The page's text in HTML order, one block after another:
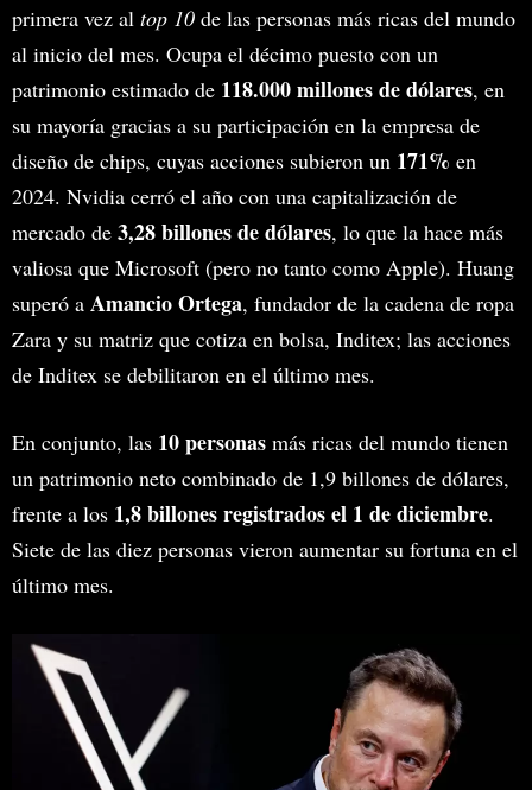
primera vez al top 10 de las personas más ricas del mundo
al inicio del mes. Ocupa el décimo puesto con un
patrimonio estimado de 118.000 millones de dólares, en
su mayoría gracias a su participación en la empresa de
diseño de chips, cuyas acciones subieron un 171% en
2024. Nvidia cerró el año con una capitalización de
mercado de 3,28 billones de dólares, lo que la hace más
valiosa que Microsoft (pero no tanto como Apple). Huang
superó a Amancio Ortega, fundador de la cadena de ropa
Zara y su matriz que cotiza en bolsa, Inditex; las acciones
de Inditex se debilitaron en el último mes.
En conjunto, las 10 personas más ricas del mundo tienen
un patrimonio neto combinado de 1,9 billones de dólares,
frente a los 1,8 billones registrados el 1 de diciembre.
Siete de las diez personas vieron aumentar su fortuna en el
último mes.